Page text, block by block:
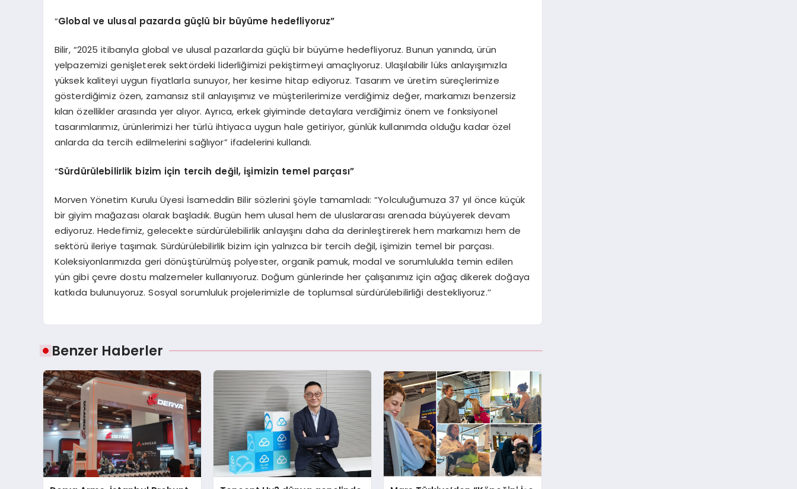
“Global ve ulusal pazarda güçlü bir büyüme hedefliyoruz”
Bilir, “2025 itibarıyla global ve ulusal pazarlarda güçlü bir büyüme hedefliyoruz. Bunun yanında, ürün
yelpazemizi genişleterek sektördeki liderliğimizi pekiştirmeyi amaçlıyoruz. Ulaşılabilir lüks anlayışımızla
yüksek kaliteyi uygun fiyatlarla sunuyor, her kesime hitap ediyoruz. Tasarım ve üretim süreçlerimize
gösterdiğimiz özen, zamansız stil anlayışımız ve müşterilerimize verdiğimiz değer, markamızı benzersiz
kılan özellikler arasında yer alıyor. Ayrıca, erkek giyiminde detaylara verdiğimiz önem ve fonksiyonel
tasarımlarımız, ürünlerimizi her türlü ihtiyaca uygun hale getiriyor, günlük kullanımda olduğu kadar özel
anlarda da tercih edilmelerini sağlıyor” ifadelerini kullandı.
“Sürdürülebilirlik bizim için tercih değil, işimizin temel parçası”
Morven Yönetim Kurulu Üyesi İsameddin Bilir sözlerini şöyle tamamladı: “Yolculuğumuza 37 yıl önce küçük
bir giyim mağazası olarak başladık. Bugün hem ulusal hem de uluslararası arenada büyüyerek devam
ediyoruz. Hedefimiz, gelecekte sürdürülebilirlik anlayışını daha da derinleştirerek hem markamızı hem de
sektörü ileriye taşımak. Sürdürülebilirlik bizim için yalnızca bir tercih değil, işimizin temel bir parçası.
Koleksiyonlarımızda geri dönüştürülmüş polyester, organik pamuk, modal ve sorumlulukla temin edilen
yün gibi çevre dostu malzemeler kullanıyoruz. Doğum günlerinde her çalışanımız için ağaç dikerek doğaya
katkıda bulunuyoruz. Sosyal sorumluluk projelerimizle de toplumsal sürdürülebilirliği destekliyoruz.’’
Benzer Haberler